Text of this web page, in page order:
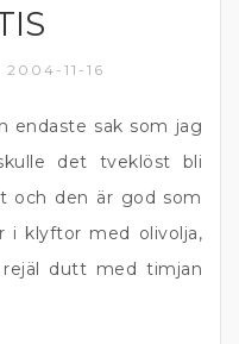
2004-11-16
endaste sak som jag
det tveklöst bli
och den är god som
i klyftor med olivolja,
dutt med timjan